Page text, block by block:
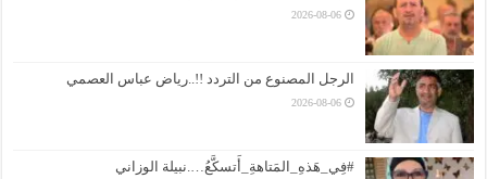
2026-08-06
الرجل المصنوع من التردد !!..رياض عباس العصمي
2026-08-06
#فِي_هَذهِ_المَتاهةِ_أَتسكَّعُ….نبيلة الوزاني